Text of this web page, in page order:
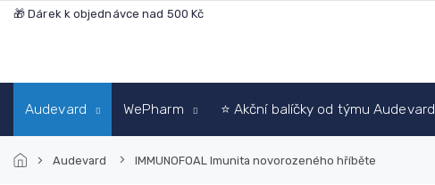
Přejít
🎁 Dárek k objednávce nad 500 Kč
Audevard WePharm ⭐ Akční balíčky od týmu Audevard
Audevard IMMUNOFOAL Imunita novorozeného hříběte